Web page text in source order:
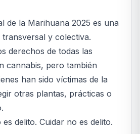
de la Marihuana 2025 es una
y colectiva.
derechos de todas las
cannabis, pero también
han sido víctimas de la
otras plantas, prácticas o
delito. Cuidar no es delito.